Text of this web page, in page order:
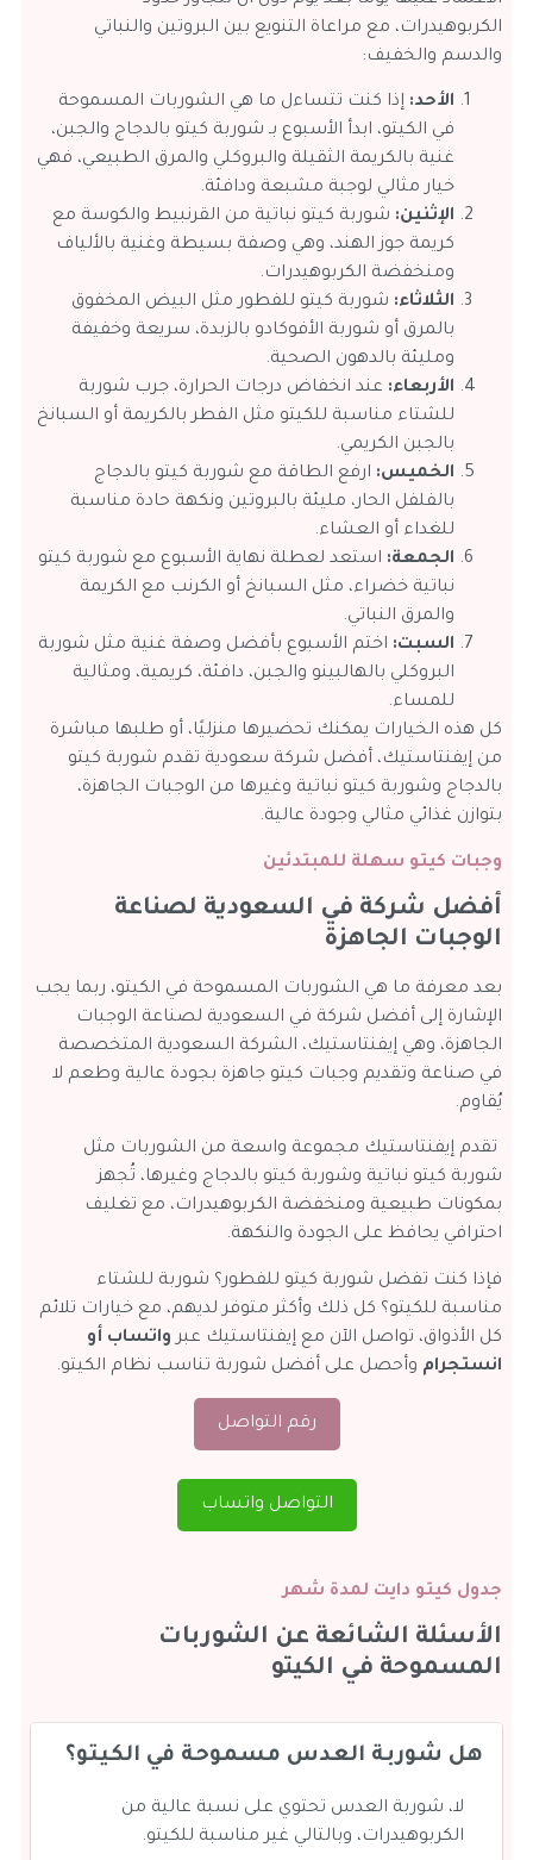
الكربوهيدرات، مع مراعاة التنويع بين البروتين والنباتي
والدسم والخفيف:
الأحد: إذا كنت تتساءل ما هي الشوربات المسموحة
في الكيتو، ابدأ الأسبوع بـ شوربة كيتو بالدجاج والجبن،
غنية بالكريمة الثقيلة والبروكلي والمرق الطبيعي، فهي
خيار مثالي لوجبة مشبعة ودافئة.
الإثنين: شوربة كيتو نباتية من القرنبيط والكوسة مع
كريمة جوز الهند، وهي وصفة بسيطة وغنية بالألياف
ومنخفضة الكربوهيدرات.
الثلاثاء: شوربة كيتو للفطور مثل البيض المخفوق
بالمرق أو شوربة الأفوكادو بالزبدة، سريعة وخفيفة
ومليئة بالدهون الصحية.
الأربعاء: عند انخفاض درجات الحرارة، جرب شوربة
للشتاء مناسبة للكيتو مثل الفطر بالكريمة أو السبانخ
بالجبن الكريمي.
الخميس: ارفع الطاقة مع شوربة كيتو بالدجاج
بالفلفل الحار، مليئة بالبروتين ونكهة حادة مناسبة
للغداء أو العشاء.
الجمعة: استعد لعطلة نهاية الأسبوع مع شوربة كيتو
نباتية خضراء، مثل السبانخ أو الكرنب مع الكريمة
والمرق النباتي.
السبت: اختم الأسبوع بأفضل وصفة غنية مثل شوربة
البروكلي بالهالبينو والجبن، دافئة، كريمية، ومثالية
للمساء.
كل هذه الخيارات يمكنك تحضيرها منزليًا، أو طلبها مباشرة
من إيفنتاستيك، أفضل شركة سعودية تقدم شوربة كيتو
بالدجاج وشوربة كيتو نباتية وغيرها من الوجبات الجاهزة،
بتوازن غذائي مثالي وجودة عالية.
وجبات كيتو سهلة للمبتدئين
أفضل شركة في السعودية لصناعة
الوجبات الجاهزة
بعد معرفة ما هي الشوربات المسموحة في الكيتو، ربما يجب
الإشارة إلى أفضل شركة في السعودية لصناعة الوجبات
الجاهزة، وهي إيفنتاستيك، الشركة السعودية المتخصصة
في صناعة وتقديم وجبات كيتو جاهزة بجودة عالية وطعم لا
يُقاوم.
تقدم إيفنتاستيك مجموعة واسعة من الشوربات مثل
شوربة كيتو نباتية وشوربة كيتو بالدجاج وغيرها، تُجهز
بمكونات طبيعية ومنخفضة الكربوهيدرات، مع تغليف
احترافي يحافظ على الجودة والنكهة.
فإذا كنت تفضل شوربة كيتو للفطور؟ شوربة للشتاء
مناسبة للكيتو؟ كل ذلك وأكثر متوفر لديهم، مع خيارات تلائم
كل الأذواق، تواصل الآن مع إيفنتاستيك عبر واتساب أو
انستجرام وأحصل على أفضل شوربة تناسب نظام الكيتو.
رقم التواصل
التواصل واتساب
جدول كيتو دايت لمدة شهر
الأسئلة الشائعة عن الشوربات
المسموحة في الكيتو
هل شوربة العدس مسموحة في الكيتو؟
لا، شوربة العدس تحتوي على نسبة عالية من
الكربوهيدرات، وبالتالي غير مناسبة للكيتو.